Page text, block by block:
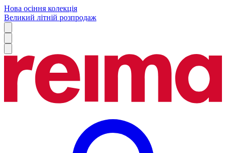
Нова осіння колекція
Великий літній розпродаж